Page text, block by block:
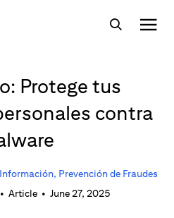
Protege tus
contra
Prevención de Fraudes
• Article • June 27, 2025